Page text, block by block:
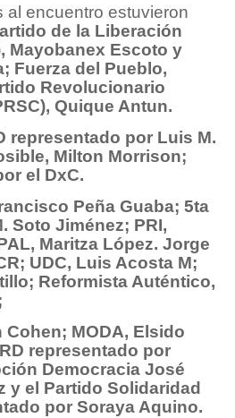
al encuentro estuvieron
de la Liberación
Mayobanex Escoto y
Fuerza del Pueblo,
Revolucionario
Quique Antun.
representado por Luis M.
Milton Morrison;
el DxC.
Peña Guaba; 5ta
Soto Jiménez; PRI,
Maritza López. Jorge
UDC, Luis Acosta M;
Reformista Auténtico,
Cohen; MODA, Elsido
representado por
Democracia José
y el Partido Solidaridad
por Soraya Aquino.